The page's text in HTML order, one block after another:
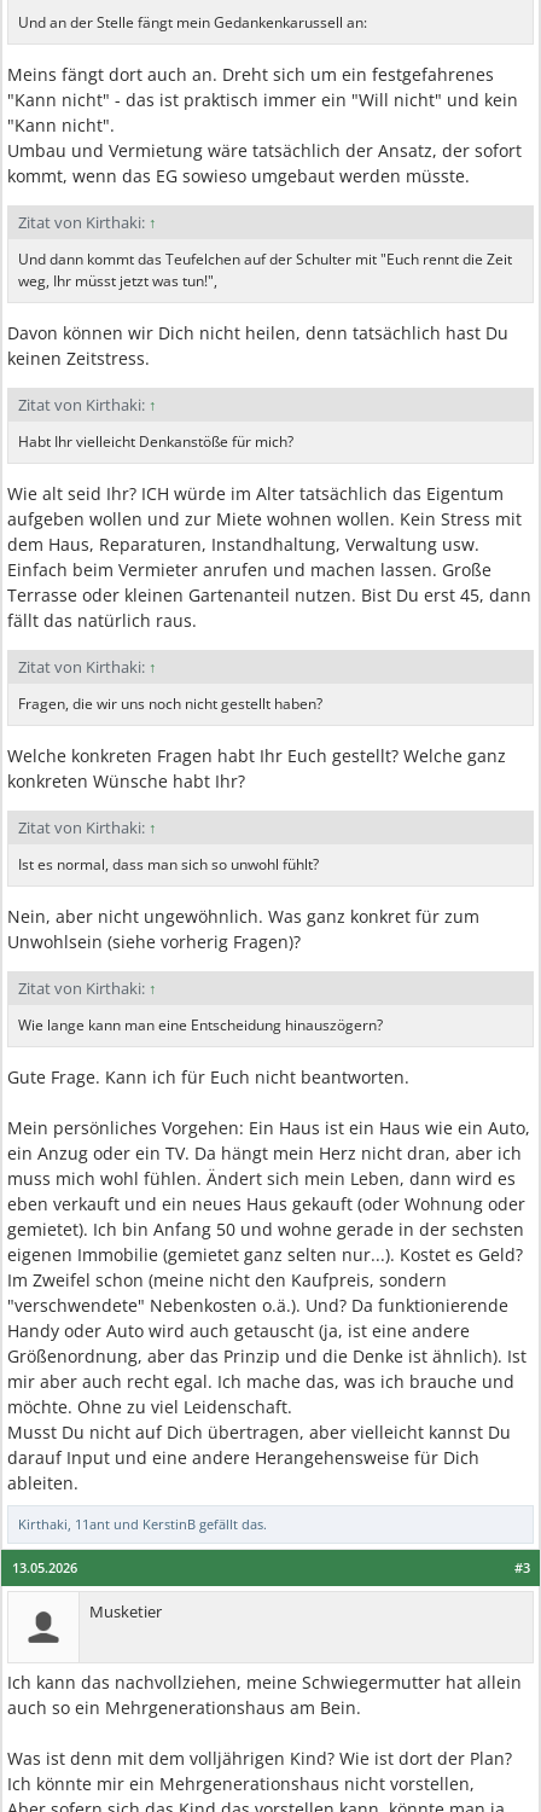
Und an der Stelle fängt mein Gedankenkarussell an:
Meins fängt dort auch an. Dreht sich um ein festgefahrenes
"Kann nicht" - das ist praktisch immer ein "Will nicht" und kein
"Kann nicht".
Umbau und Vermietung wäre tatsächlich der Ansatz, der sofort
kommt, wenn das EG sowieso umgebaut werden müsste.
Zitat von Kirthaki: ↑
Und dann kommt das Teufelchen auf der Schulter mit "Euch rennt die Zeit
weg, Ihr müsst jetzt was tun!",
Davon können wir Dich nicht heilen, denn tatsächlich hast Du
keinen Zeitstress.
Zitat von Kirthaki: ↑
Habt Ihr vielleicht Denkanstöße für mich?
Wie alt seid Ihr? ICH würde im Alter tatsächlich das Eigentum
aufgeben wollen und zur Miete wohnen wollen. Kein Stress mit
dem Haus, Reparaturen, Instandhaltung, Verwaltung usw.
Einfach beim Vermieter anrufen und machen lassen. Große
Terrasse oder kleinen Gartenanteil nutzen. Bist Du erst 45, dann
fällt das natürlich raus.
Zitat von Kirthaki: ↑
Fragen, die wir uns noch nicht gestellt haben?
Welche konkreten Fragen habt Ihr Euch gestellt? Welche ganz
konkreten Wünsche habt Ihr?
Zitat von Kirthaki: ↑
Ist es normal, dass man sich so unwohl fühlt?
Nein, aber nicht ungewöhnlich. Was ganz konkret für zum
Unwohlsein (siehe vorherig Fragen)?
Zitat von Kirthaki: ↑
Wie lange kann man eine Entscheidung hinauszögern?
Gute Frage. Kann ich für Euch nicht beantworten.
Mein persönliches Vorgehen: Ein Haus ist ein Haus wie ein Auto,
ein Anzug oder ein TV. Da hängt mein Herz nicht dran, aber ich
muss mich wohl fühlen. Ändert sich mein Leben, dann wird es
eben verkauft und ein neues Haus gekauft (oder Wohnung oder
gemietet). Ich bin Anfang 50 und wohne gerade in der sechsten
eigenen Immobilie (gemietet ganz selten nur...). Kostet es Geld?
Im Zweifel schon (meine nicht den Kaufpreis, sondern
"verschwendete" Nebenkosten o.ä.). Und? Da funktionierende
Handy oder Auto wird auch getauscht (ja, ist eine andere
Größenordnung, aber das Prinzip und die Denke ist ähnlich). Ist
mir aber auch recht egal. Ich mache das, was ich brauche und
möchte. Ohne zu viel Leidenschaft.
Musst Du nicht auf Dich übertragen, aber vielleicht kannst Du
darauf Input und eine andere Herangehensweise für Dich
ableiten.
Kirthaki, 11ant und KerstinB gefällt das.
#3
13.05.2026
Musketier
Ich kann das nachvollziehen, meine Schwiegermutter hat allein
auch so ein Mehrgenerationshaus am Bein.
Was ist denn mit dem volljährigen Kind? Wie ist dort der Plan?
Ich könnte mir ein Mehrgenerationshaus nicht vorstellen,